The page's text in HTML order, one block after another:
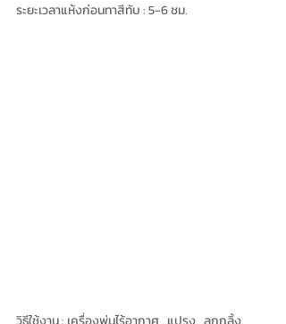
ระยะเวลาแห้งก่อนทาสีทับ : 5-6 ชม.